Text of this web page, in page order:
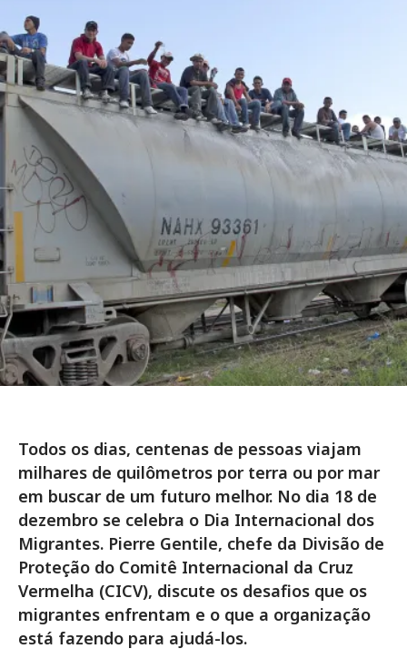
Todos os dias, centenas de pessoas viajam
milhares de quilômetros por terra ou por mar
em buscar de um futuro melhor. No dia 18 de
dezembro se celebra o Dia Internacional dos
Migrantes. Pierre Gentile, chefe da Divisão de
Proteção do Comitê Internacional da Cruz
Vermelha (CICV), discute os desafios que os
migrantes enfrentam e o que a organização
está fazendo para ajudá-los.